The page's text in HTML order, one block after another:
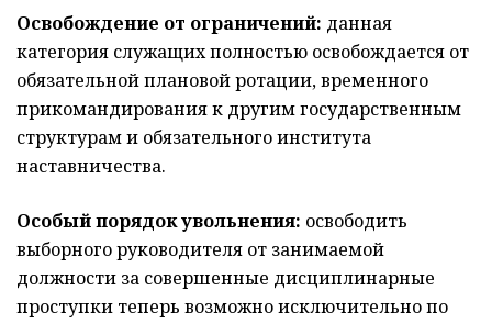
Освобождение от ограничений: данная
категория служащих полностью освобождается от
обязательной плановой ротации, временного
прикомандирования к другим государственным
структурам и обязательного института
наставничества.
Особый порядок увольнения: освободить
выборного руководителя от занимаемой
должности за совершенные дисциплинарные
проступки теперь возможно исключительно по